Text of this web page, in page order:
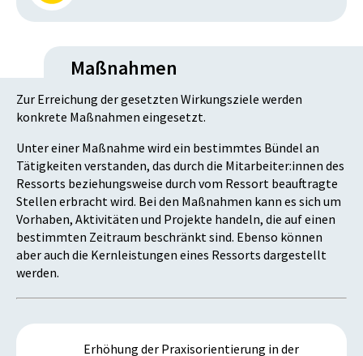
Maßnahmen
Zur Erreichung der gesetzten Wirkungsziele werden
konkrete Maßnahmen eingesetzt.
Unter einer Maßnahme wird ein bestimmtes Bündel an
Tätigkeiten verstanden, das durch die Mitarbeiter:innen des
Ressorts beziehungsweise durch vom Ressort beauftragte
Stellen erbracht wird. Bei den Maßnahmen kann es sich um
Vorhaben, Aktivitäten und Projekte handeln, die auf einen
bestimmten Zeitraum beschränkt sind. Ebenso können
aber auch die Kernleistungen eines Ressorts dargestellt
werden.
Erhöhung der Praxisorientierung in der